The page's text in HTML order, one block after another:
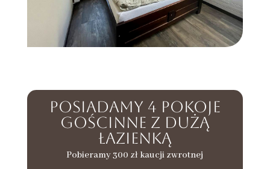
Posiadamy 4 Pokoje
Gościnne z dużą
łazienką
Pobieramy 300 zł kaucji zwrotnej